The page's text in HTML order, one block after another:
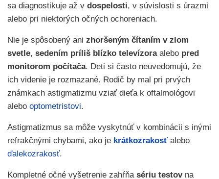
sa diagnostikuje až v dospelosti, v súvislosti s úrazmi
alebo pri niektorých očných ochoreniach.
Nie je spôsobený ani zhoršeným čítaním v zlom
svetle, sedením príliš blízko televízoraalebo pred
monitorom počítača. Deti si často neuvedomujú, že
ich videnie je rozmazané. Rodič by mal pri prvých
známkach astigmatizmu vziať dieťa k oftalmológovi
alebo optometristovi.
Astigmatizmus sa môže vyskytnúť v kombinácii s inými
refrakčnými chybami, ako je krátkozrakosťalebo
ďalekozrakosť.
Kompletné očné vyšetrenie zahŕňa sériu testovna